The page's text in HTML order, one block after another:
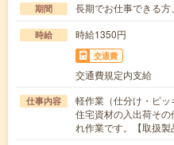
期間 長期でお仕事できる方
時給 時給1350円
交通費
交通費規定内支給
仕事内容
軽作業（仕分け・ピッ
住宅資材の入出荷そ
れ作業です。【取扱